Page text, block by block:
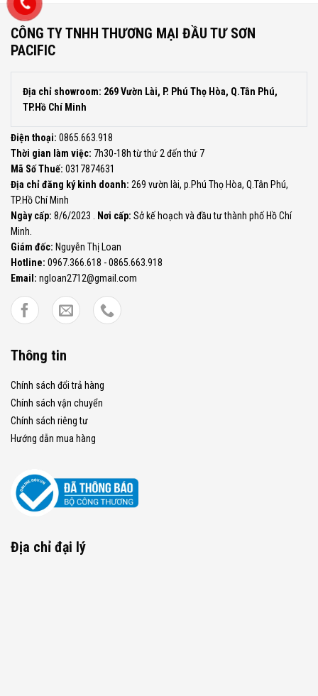
CÔNG TY TNHH THƯƠNG MẠI ĐẦU TƯ SƠN
PACIFIC
Địa chỉ showroom: 269 Vườn Lài, P. Phú Thọ Hòa, Q.Tân Phú,
TP.Hồ Chí Minh
Điện thoại: 0865.663.918
Thời gian làm việc: 7h30-18h từ thứ 2 đến thứ 7
Mã Số Thuế: 0317874631
Địa chỉ đăng ký kinh doanh: 269 vườn lài, p.Phú Thọ Hòa, Q.Tân Phú,
TP.Hồ Chí Minh
Ngày cấp: 8/6/2023 . Nơi cấp: Sở kế hoạch và đầu tư thành phố Hồ Chí
Minh.
Giám đốc: Nguyễn Thị Loan
Hotline: 0967.366.618 - 0865.663.918
Email: ngloan2712@gmail.com
Thông tin
Chính sách đổi trả hàng
Chính sách vận chuyển
Chính sách riêng tư
Hướng dẫn mua hàng
Địa chỉ đại lý